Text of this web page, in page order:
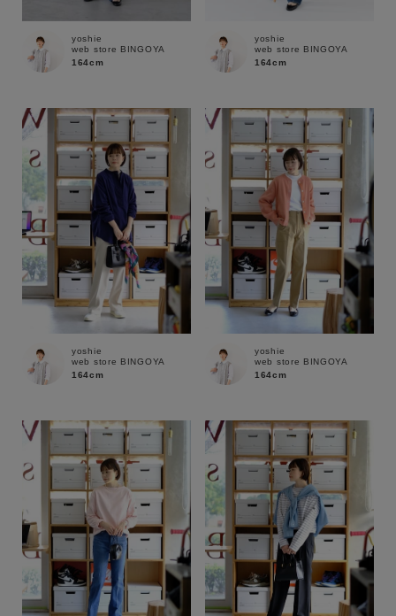
yoshie
web store BINGOYA
164cm
yoshie
web store BINGOYA
164cm
yoshie
web store BINGOYA
164cm
yoshie
web store BINGOYA
164cm